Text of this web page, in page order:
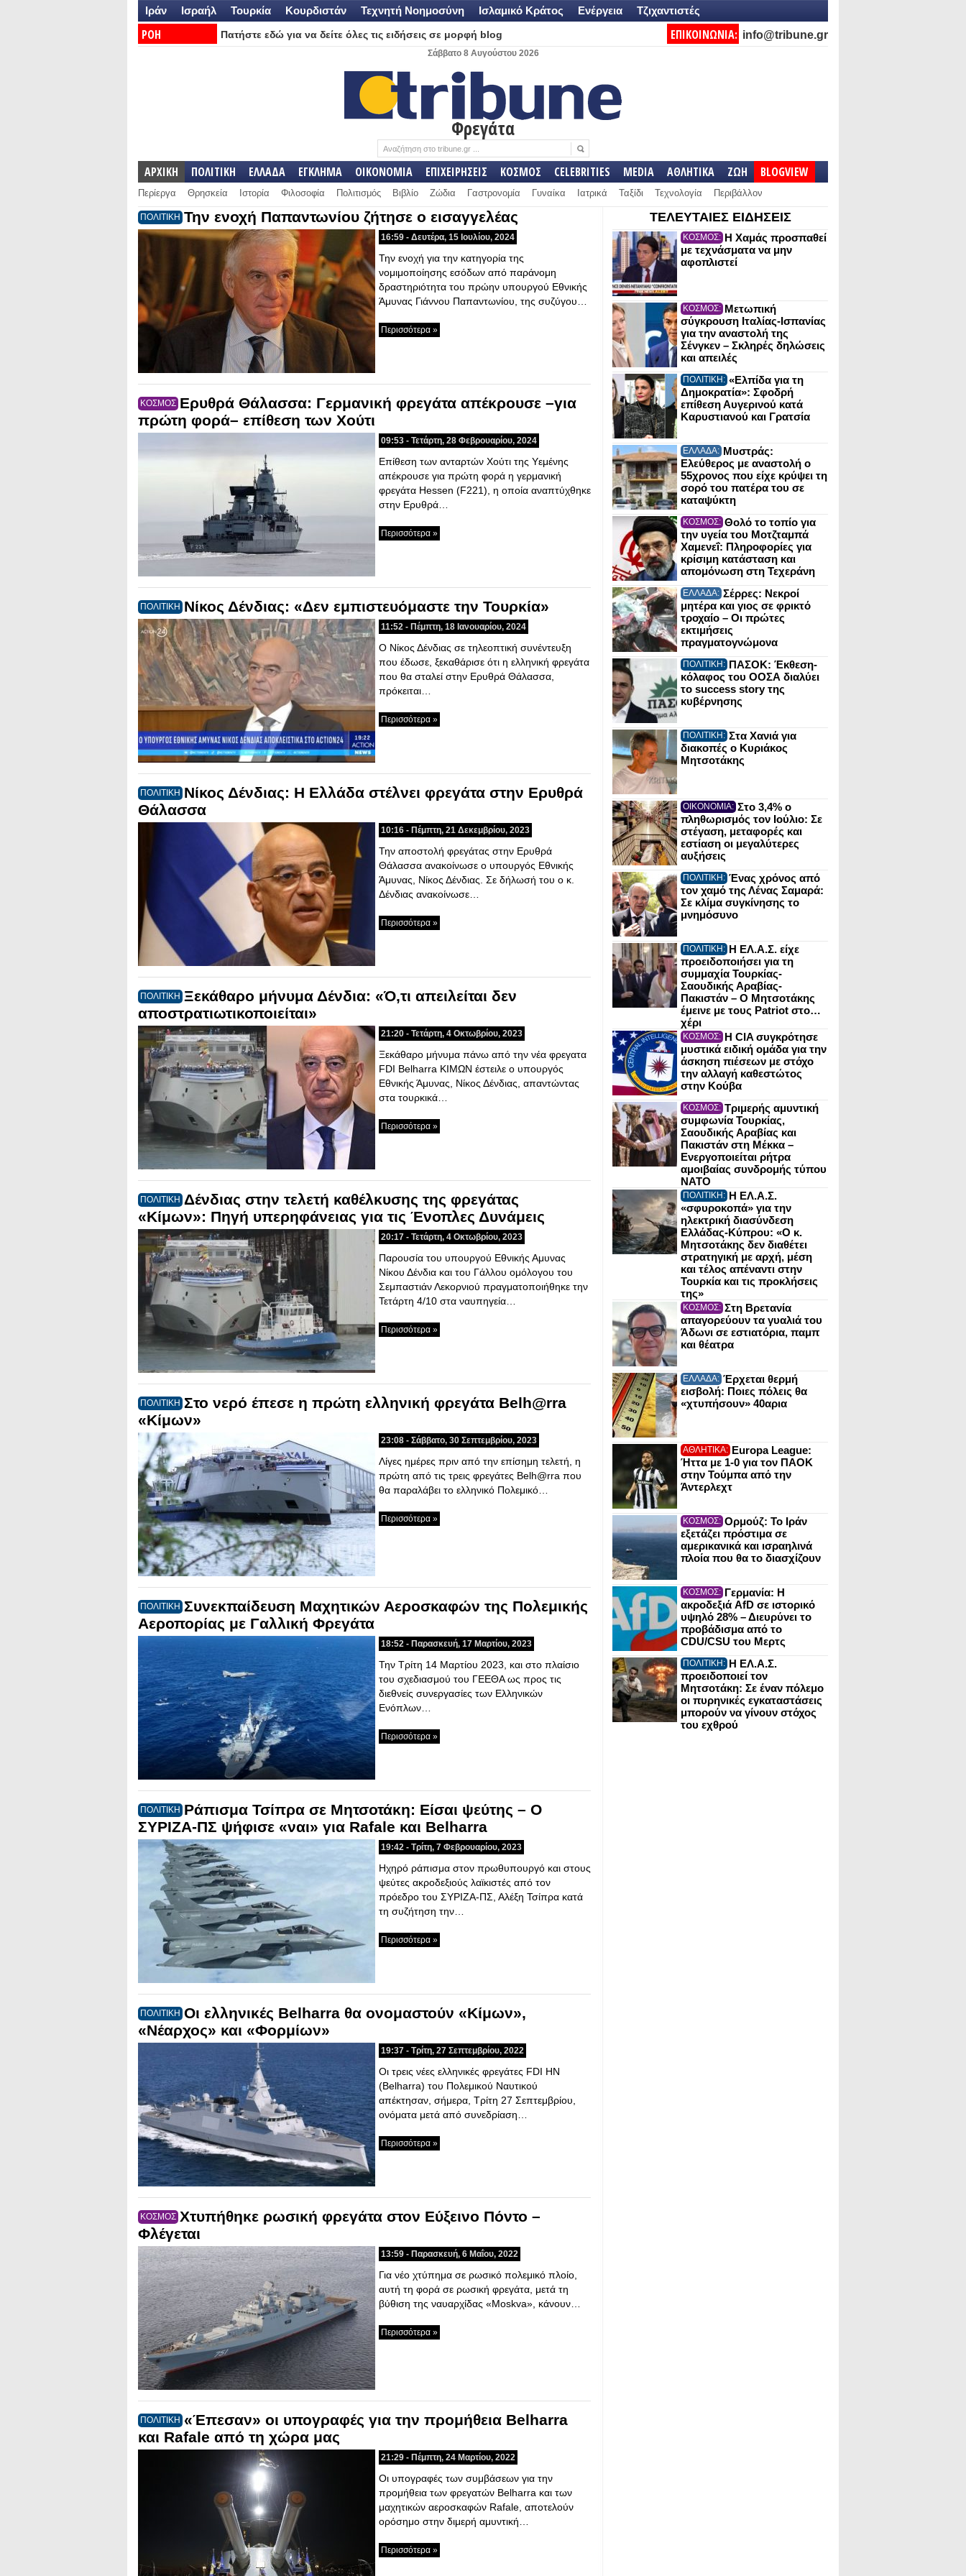
Ιράν Ισραήλ Τουρκία Κουρδιστάν Τεχνητή Νοημοσύνη Ισλαμικό Κράτος Ενέργεια Τζιχαντιστές
ΡΟΗ
Πατήστε εδώ για να δείτε όλες τις ειδήσεις σε μορφή blog ΕΠΙΚΟΙΝΩΝΙΑ: info@tribune.gr
Σάββατο 8 Αυγούστου 2026
Φρεγάτα
ΑΡΧΙΚΗ ΠΟΛΙΤΙΚΗ ΕΛΛΑΔΑ ΕΓΚΛΗΜΑ ΟΙΚΟΝΟΜΙΑ ΕΠΙΧΕΙΡΗΣΕΙΣ ΚΟΣΜΟΣ CELEBRITIES MEDIA ΑΘΛΗΤΙΚΑ ΖΩΗ BLOGVIEW
Περίεργα Θρησκεία Ιστορία Φιλοσοφία Πολιτισμός Βιβλίο Ζώδια Γαστρονομία Γυναίκα Ιατρικά Ταξίδι Τεχνολογία Περιβάλλον
ΠΟΛΙΤΙΚΗ Την ενοχή Παπαντωνίου ζήτησε ο εισαγγελέας
16:59 - Δευτέρα, 15 Ιουλίου, 2024
Την ενοχή για την κατηγορία της
νομιμοποίησης εσόδων από παράνομη
δραστηριότητα του πρώην υπουργού Εθνικής
Άμυνας Γιάννου Παπαντωνίου, της συζύγου…
Περισσότερα »
ΚΟΣΜΟΣ Ερυθρά Θάλασσα: Γερμανική φρεγάτα απέκρουσε –για
πρώτη φορά– επίθεση των Χούτι
09:53 - Τετάρτη, 28 Φεβρουαρίου, 2024
Eπίθεση των ανταρτών Χούτι της Υεμένης
απέκρουσε για πρώτη φορά η γερμανική
φρεγάτα Hessen (F221), η οποία αναπτύχθηκε
στην Ερυθρά…
Περισσότερα »
ΠΟΛΙΤΙΚΗ Νίκος Δένδιας: «Δεν εμπιστευόμαστε την Τουρκία»
11:52 - Πέμπτη, 18 Ιανουαρίου, 2024
Ο Νίκος Δένδιας σε τηλεοπτική συνέντευξη
που έδωσε, ξεκαθάρισε ότι η ελληνική φρεγάτα
που θα σταλεί στην Ερυθρά Θάλασσα,
πρόκειται…
Περισσότερα »
ΠΟΛΙΤΙΚΗ Νίκος Δένδιας: Η Ελλάδα στέλνει φρεγάτα στην Ερυθρά
Θάλασσα
10:16 - Πέμπτη, 21 Δεκεμβρίου, 2023
Την αποστολή φρεγάτας στην Ερυθρά
Θάλασσα ανακοίνωσε ο υπουργός Εθνικής
Άμυνας, Νίκος Δένδιας. Σε δήλωσή του ο κ.
Δένδιας ανακοίνωσε…
Περισσότερα »
ΠΟΛΙΤΙΚΗ Ξεκάθαρο μήνυμα Δένδια: «Ό,τι απειλείται δεν
αποστρατιωτικοποιείται»
21:20 - Τετάρτη, 4 Οκτωβρίου, 2023
Ξεκάθαρο μήνυμα πάνω από την νέα φρεγατα
FDI Belharra ΚΙΜΩΝ έστειλε ο υπουργός
Εθνικής Άμυνας, Νίκος Δένδιας, απαντώντας
στα τουρκικά…
Περισσότερα »
ΠΟΛΙΤΙΚΗ Δένδιας στην τελετή καθέλκυσης της φρεγάτας
«Κίμων»: Πηγή υπερηφάνειας για τις Ένοπλες Δυνάμεις
20:17 - Τετάρτη, 4 Οκτωβρίου, 2023
Παρουσία του υπουργού Εθνικής Αμυνας
Νίκου Δένδια και του Γάλλου ομόλογου του
Σεμπαστιάν Λεκορνιού πραγματοποιήθηκε την
Τετάρτη 4/10 στα ναυπηγεία…
Περισσότερα »
ΠΟΛΙΤΙΚΗ Στο νερό έπεσε η πρώτη ελληνική φρεγάτα Belh@rra
«Κίμων»
23:08 - Σάββατο, 30 Σεπτεμβρίου, 2023
Λίγες ημέρες πριν από την επίσημη τελετή, η
πρώτη από τις τρεις φρεγάτες Belh@rra που
θα παραλάβει το ελληνικό Πολεμικό…
Περισσότερα »
ΠΟΛΙΤΙΚΗ Συνεκπαίδευση Μαχητικών Αεροσκαφών της Πολεμικής
Αεροπορίας με Γαλλική Φρεγάτα
18:52 - Παρασκευή, 17 Μαρτίου, 2023
Την Τρίτη 14 Μαρτίου 2023, και στο πλαίσιο
του σχεδιασμού του ΓΕΕΘΑ ως προς τις
διεθνείς συνεργασίες των Ελληνικών
Ενόπλων…
Περισσότερα »
ΠΟΛΙΤΙΚΗ Ράπισμα Τσίπρα σε Μητσοτάκη: Είσαι ψεύτης – Ο
ΣΥΡΙΖΑ-ΠΣ ψήφισε «ναι» για Rafale και Belharra
19:42 - Τρίτη, 7 Φεβρουαρίου, 2023
Ηχηρό ράπισμα στον πρωθυπουργό και στους
ψεύτες ακροδεξιούς λαϊκιστές από τον
πρόεδρο του ΣΥΡΙΖΑ-ΠΣ, Αλέξη Τσίπρα κατά
τη συζήτηση την…
Περισσότερα »
ΠΟΛΙΤΙΚΗ Οι ελληνικές Belharra θα ονομαστούν «Κίμων»,
«Νέαρχος» και «Φορμίων»
19:37 - Τρίτη, 27 Σεπτεμβρίου, 2022
Οι τρεις νέες ελληνικές φρεγάτες FDI HN
(Belharra) του Πολεμικού Ναυτικού
απέκτησαν, σήμερα, Τρίτη 27 Σεπτεμβρίου,
ονόματα μετά από συνεδρίαση…
Περισσότερα »
ΚΟΣΜΟΣ Χτυπήθηκε ρωσική φρεγάτα στον Εύξεινο Πόντο –
Φλέγεται
13:59 - Παρασκευή, 6 Μαΐου, 2022
Για νέο χτύπημα σε ρωσικό πολεμικό πλοίο,
αυτή τη φορά σε ρωσική φρεγάτα, μετά τη
βύθιση της ναυαρχίδας «Moskva», κάνουν…
Περισσότερα »
ΠΟΛΙΤΙΚΗ «Έπεσαν» οι υπογραφές για την προμήθεια Belharra
και Rafale από τη χώρα μας
21:29 - Πέμπτη, 24 Μαρτίου, 2022
Οι υπογραφές των συμβάσεων για την
προμήθεια των φρεγατών Belharra και των
μαχητικών αεροσκαφών Rafale, αποτελούν
ορόσημο στην διμερή αμυντική…
Περισσότερα »
ΤΕΛΕΥΤΑΙΕΣ ΕΙΔΗΣΕΙΣ
ΚΟΣΜΟΣ: Η Χαμάς προσπαθεί
με τεχνάσματα να μην
αφοπλιστεί
ΚΟΣΜΟΣ: Μετωπική
σύγκρουση Ιταλίας-Ισπανίας
για την αναστολή της
Σένγκεν – Σκληρές δηλώσεις
και απειλές
ΠΟΛΙΤΙΚΗ: «Ελπίδα για τη
Δημοκρατία»: Σφοδρή
επίθεση Αυγερινού κατά
Καρυστιανού και Γρατσία
ΕΛΛΑΔΑ: Μυστράς:
Ελεύθερος με αναστολή ο
55χρονος που είχε κρύψει τη
σορό του πατέρα του σε
καταψύκτη
ΚΟΣΜΟΣ: Θολό το τοπίο για
την υγεία του Μοτζταμπά
Χαμενεΐ: Πληροφορίες για
κρίσιμη κατάσταση και
απομόνωση στη Τεχεράνη
ΕΛΛΑΔΑ: Σέρρες: Νεκροί
μητέρα και γιος σε φρικτό
τροχαίο – Οι πρώτες
εκτιμήσεις
πραγματογνώμονα
ΠΟΛΙΤΙΚΗ: ΠΑΣΟΚ: Έκθεση-
κόλαφος του ΟΟΣΑ διαλύει
το success story της
κυβέρνησης
ΠΟΛΙΤΙΚΗ: Στα Χανιά για
διακοπές ο Κυριάκος
Μητσοτάκης
ΟΙΚΟΝΟΜΙΑ: Στο 3,4% ο
πληθωρισμός τον Ιούλιο: Σε
στέγαση, μεταφορές και
εστίαση οι μεγαλύτερες
αυξήσεις
ΠΟΛΙΤΙΚΗ: Ένας χρόνος από
τον χαμό της Λένας Σαμαρά:
Σε κλίμα συγκίνησης το
μνημόσυνο
ΠΟΛΙΤΙΚΗ: Η ΕΛ.Α.Σ. είχε
προειδοποιήσει για τη
συμμαχία Τουρκίας-
Σαουδικής Αραβίας-
Πακιστάν – Ο Μητσοτάκης
έμεινε με τους Patriot στο…
χέρι
ΚΟΣΜΟΣ: Η CIA συγκρότησε
μυστικά ειδική ομάδα για την
άσκηση πιέσεων με στόχο
την αλλαγή καθεστώτος
στην Κούβα
ΚΟΣΜΟΣ: Τριμερής αμυντική
συμφωνία Τουρκίας,
Σαουδικής Αραβίας και
Πακιστάν στη Μέκκα –
Ενεργοποιείται ρήτρα
αμοιβαίας συνδρομής τύπου
NATO
ΠΟΛΙΤΙΚΗ: Η ΕΛ.Α.Σ.
«σφυροκοπά» για την
ηλεκτρική διασύνδεση
Ελλάδας-Κύπρου: «Ο κ.
Μητσοτάκης δεν διαθέτει
στρατηγική με αρχή, μέση
και τέλος απέναντι στην
Τουρκία και τις προκλήσεις
της»
ΚΟΣΜΟΣ: Στη Βρετανία
απαγορεύουν τα γυαλιά του
Άδωνι σε εστιατόρια, παμπ
και θέατρα
ΕΛΛΑΔΑ: Έρχεται θερμή
εισβολή: Ποιες πόλεις θα
«χτυπήσουν» 40αρια
ΑΘΛΗΤΙΚΑ: Europa League:
Ήττα με 1-0 για τον ΠΑΟΚ
στην Τούμπα από την
Άντερλεχτ
ΚΟΣΜΟΣ: Ορμούζ: Το Ιράν
εξετάζει πρόστιμα σε
αμερικανικά και ισραηλινά
πλοία που θα το διασχίζουν
ΚΟΣΜΟΣ: Γερμανία: Η
ακροδεξιά AfD σε ιστορικό
υψηλό 28% – Διευρύνει το
προβάδισμα από το
CDU/CSU του Μερτς
ΠΟΛΙΤΙΚΗ: Η ΕΛ.Α.Σ.
προειδοποιεί τον
Μητσοτάκη: Σε έναν πόλεμο
οι πυρηνικές εγκαταστάσεις
μπορούν να γίνουν στόχος
του εχθρού